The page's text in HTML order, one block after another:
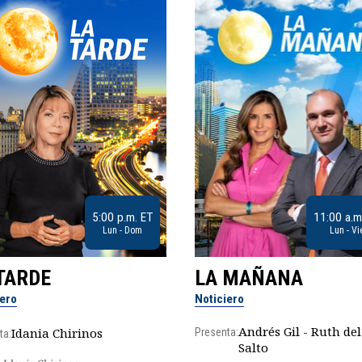
5:00 p.m. ET
Lun - Dom
Idania Chirinos
11:00
Lun -
LA MAÑANA
Noticiero
Presenta:Andrés Gil - Ruth del
Salto